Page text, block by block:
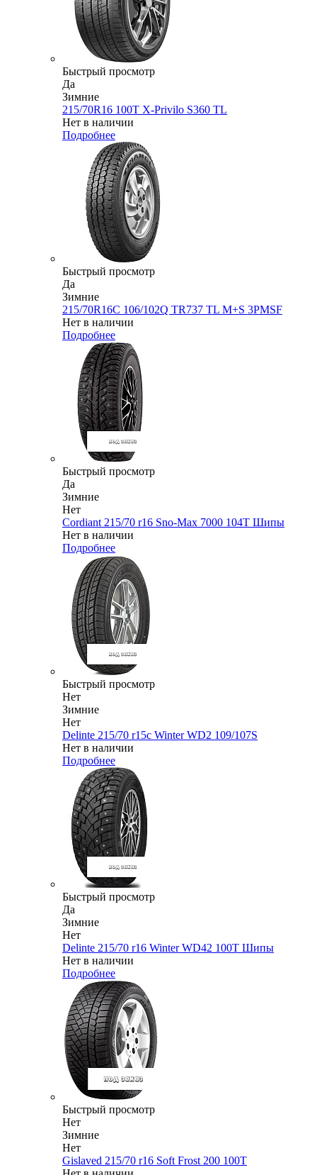
Быстрый просмотр
Да
Зимние
215/70R16 100T X-Privilo S360 TL
Нет в наличии
Подробнее
Быстрый просмотр
Да
Зимние
215/70R16C 106/102Q TR737 TL M+S 3PMSF
Нет в наличии
Подробнее
Быстрый просмотр
Да
Зимние
Нет
Cordiant 215/70 r16 Sno-Max 7000 104T Шипы
Нет в наличии
Подробнее
Быстрый просмотр
Нет
Зимние
Нет
Delinte 215/70 r15c Winter WD2 109/107S
Нет в наличии
Подробнее
Быстрый просмотр
Да
Зимние
Нет
Delinte 215/70 r16 Winter WD42 100T Шипы
Нет в наличии
Подробнее
Быстрый просмотр
Нет
Зимние
Нет
Gislaved 215/70 r16 Soft Frost 200 100T